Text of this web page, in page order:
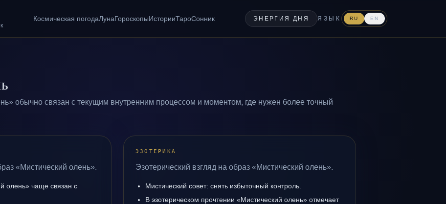
Космическая погодаЛунаГороскопыИсторииТароСонник ЭНЕРГИЯ ДНЯ ЯЗЫК RU EN
обычно связан с текущим внутренним процессом и моментом, где нужен более точный
«Мистический олень».
олень» чаще связан с
ЭЗОТЕРИКА
Эзотерический взгляд на образ «Мистический олень».
Мистический совет: снять избыточный контроль.
В эзотерическом прочтении «Мистический олень» отмечает